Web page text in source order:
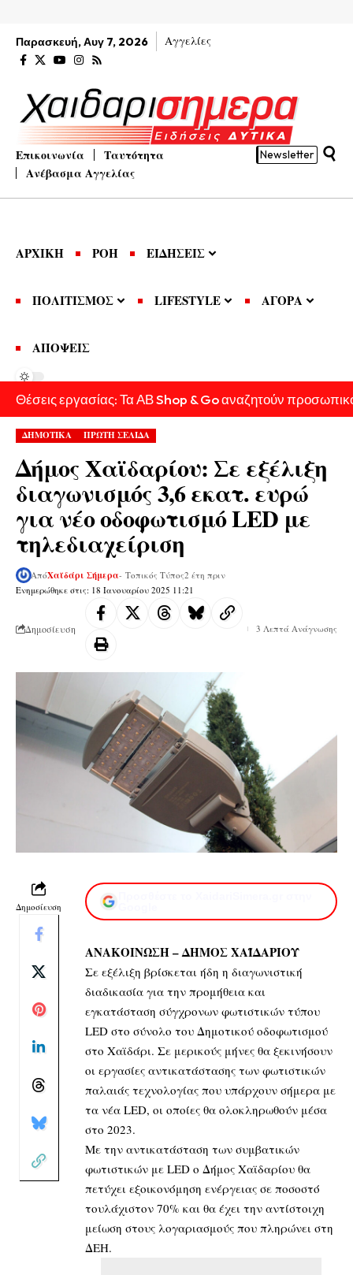
Παρασκευή, Αυγ 7, 2026 Αγγελίες
Επικοινωνία
Ταυτότητα
Ανέβασμα Αγγελίας
Newsletter
ΑΡΧΙΚΗ ΡΟΗ ΕΙΔΗΣΕΙΣ
ΠΟΛΙΤΙΣΜΟΣ LIFESTYLE ΑΓΟΡΑ
ΑΠΟΨΕΙΣ
Θέσεις εργασίας: Τα ΑΒ Shop & Go αναζητούν
ΔΗΜΟΤΙΚΑ ΠΡΩΤΗ ΣΕΛΙΔΑ
Δήμος Χαϊδαρίου: Σε εξέλιξη
διαγωνισμός 3,6 εκατ. ευρώ
για νέο οδοφωτισμό LED με
τηλεδιαχείριση
Ενημερώθηκε στις: 18 Ιανουαρίου 2025 11:21
ΑπόΧαϊδάρι Σήμερα- Τοπικός Τύπος2 έτη πριν
Δημοσίευση 3 Λεπτά Ανάγνωσης
Δημοσίευση
ΑΝΑΚΟΙΝΩΣΗ – ΔΗΜΟΣ ΧΑΪΔΑΡΙΟΥ
Σε εξέλιξη βρίσκεται ήδη η διαγωνιστική
διαδικασία για την προμήθεια και
εγκατάσταση σύγχρονων φωτιστικών τύπου
LED στο σύνολο του Δημοτικού οδοφωτισμού
στο Χαϊδάρι. Σε μερικούς μήνες θα ξεκινήσουν
οι εργασίες αντικατάστασης των φωτιστικών
παλαιάς τεχνολογίας που υπάρχουν σήμερα με
τα νέα LED, οι οποίες θα ολοκληρωθούν μέσα
στο 2023.
Με την αντικατάσταση των συμβατικών
φωτιστικών με LED ο Δήμος Χαϊδαρίου θα
πετύχει εξοικονόμηση ενέργειας σε ποσοστό
τουλάχιστον 70% και θα έχει την αντίστοιχη
μείωση στους λογαριασμούς που πληρώνει στη
ΔΕΗ.